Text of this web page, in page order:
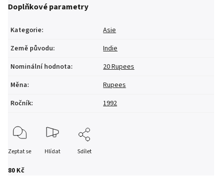
80 Kč
Doplňkové parametry
Kategorie:
Asie
Země původu:
Indie
Nominální hodnota:
20 Rupees
Měna:
Rupees
Ročník: 1992
Zeptat se Hlídat Sdílet